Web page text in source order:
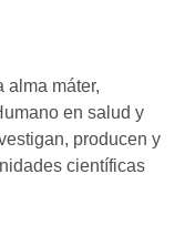
alma máter,
en salud y
producen y
científicas